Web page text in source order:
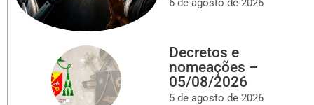
6 de agosto de 2026
Decretos e
nomeações –
05/08/2026
5 de agosto de 2026